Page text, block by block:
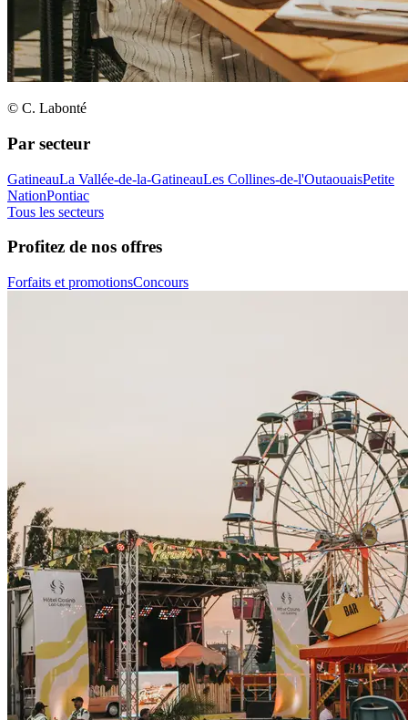
© C. Labonté
Par secteur
GatineauLa Vallée-de-la-GatineauLes Collines-de-l'OutaouaisPetite
NationPontiac
Tous les secteurs
Profitez de nos offres
Forfaits et promotionsConcours